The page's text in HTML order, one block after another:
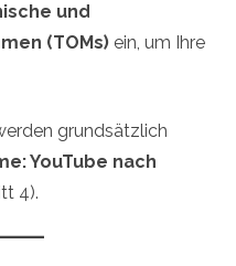
und
(TOMs) ein, um Ihre
grundsätzlich
YouTube nach
4).